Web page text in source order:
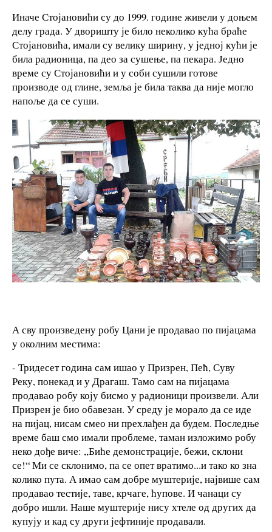
Иначе Стојановићи су до 1999. године живели у доњем
делу града. У дворишту је било неколико кућа браће
Стојановића, имали су велику ширину, у једној кући је
била радионица, па део за сушење, па пекара. Једно
време су Стојановићи и у соби сушили готове
производе од глине, земља је била таква да није могло
напоље да се суши.
А сву произведену робу Цани је продавао по пијацама
у околним местима:
- Тридесет година сам ишао у Призрен, Пећ, Суву
Реку, понекад и у Драгаш. Тамо сам на пијацама
продавао робу коју бисмо у радионици произвели. Али
Призрен је био обавезан. У среду је морало да се иде
на пијац, нисам смео ни прехлађен да будем. Последње
време баш смо имали проблеме, таман изложимо робу
неко дође виче: ,,Биће демонстрације, бежи, склони
се!“ Ми се склонимо, па се опет вратимо...и тако ко зна
колико пута. А имао сам добре муштерије, највише сам
продавао тестије, таве, крчаге, ћупове. И чанаци су
добро ишли. Наше муштерије нису хтеле од других да
купују и кад су други јефтиније продавали.